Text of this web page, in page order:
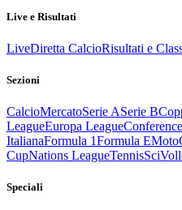
Live e Risultati
LiveDiretta CalcioRisultati e
Sezioni
CalcioMercatoSerie ASerie B
LeagueEuropa League
ItalianaFormula 1Formula E
CupNations LeagueTennisSci
Speciali